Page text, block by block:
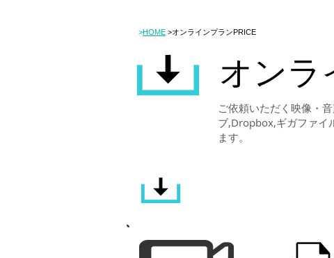
>HOME >オンラインプランPRICE
オンラ
ご依頼いただく映像・
ブ,Dropbox,ギガファイ
ます。